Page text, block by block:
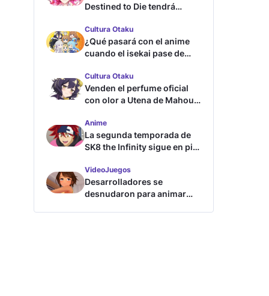
Destined to Die tendrá
Cultura Otaku
¿Qué pasará con el anime
cuando el isekai pase de
Cultura Otaku
Venden el perfume oficial
con olor a Utena de Mahou
Anime
La segunda temporada de
SK8 the Infinity sigue en pie
VideoJuegos
Desarrolladores se
desnudaron para animar